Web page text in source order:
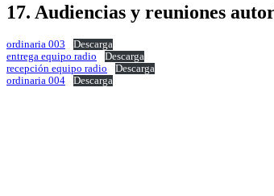
17. Audiencias y reuniones
ordinaria 003
Descarga
entrega equipo radio
Descarga
recepción equipo radio
Descarga
ordinaria 004
Descarga